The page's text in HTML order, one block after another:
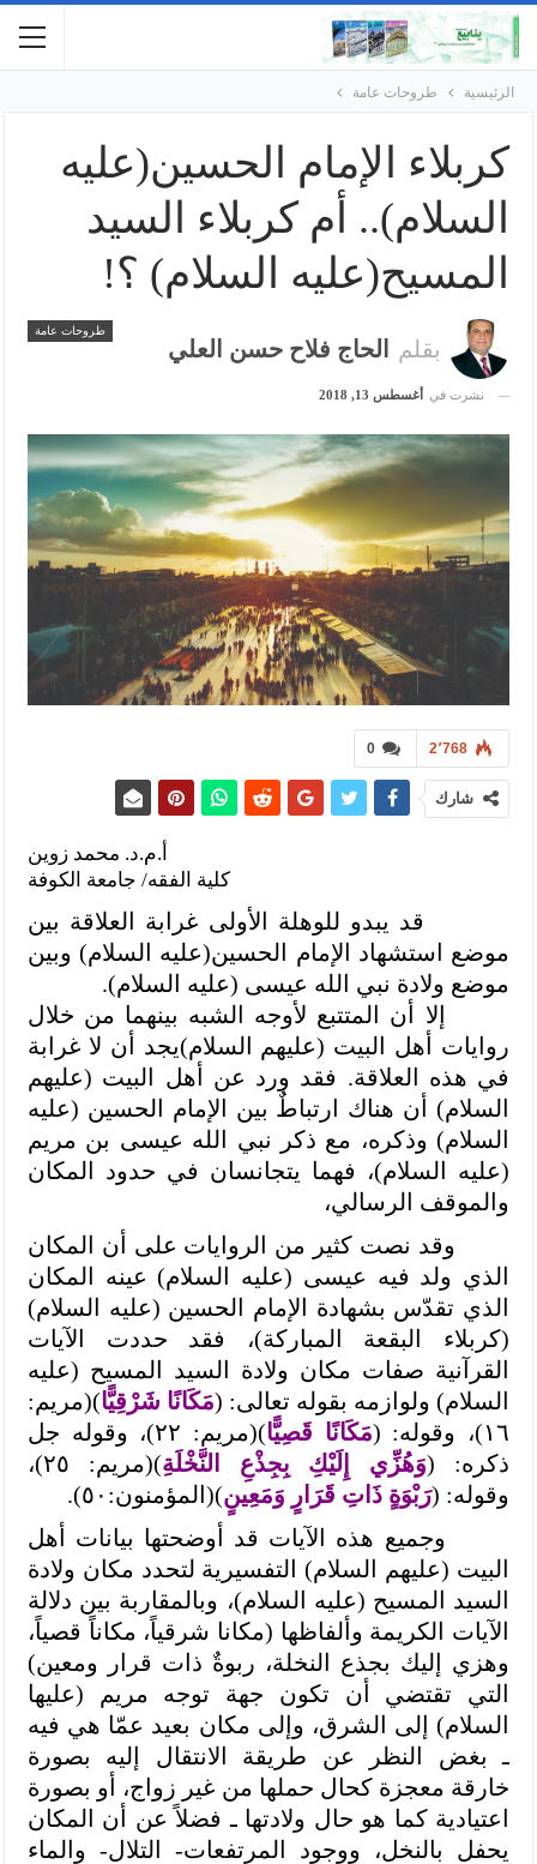
الرئيسية طروحات عامة
كربلاء الإمام الحسين(عليه
السلام).. أم كربلاء السيد
المسيح(عليه السلام) ؟!
طروحات عامة
بقلم الحاج فلاح حسن العلي
نشرت في أغسطس 13, 2018
0 2٬768
شارك
أ.م.د. محمد زوين
كلية الفقه/ جامعة الكوفة
قد يبدو للوهلة الأولى غرابة العلاقة بين
موضع استشهاد الإمام الحسين(عليه السلام) وبين
موضع ولادة نبي الله عيسى (عليه السلام).
إلا أن المتتبع لأوجه الشبه بينهما من خلال
روايات أهل البيت (عليهم السلام)يجد أن لا غرابة
في هذه العلاقة. فقد ورد عن أهل البيت (عليهم
السلام) أن هناك ارتباطٌ بين الإمام الحسين (عليه
السلام) وذكره، مع ذكر نبي الله عيسى بن مريم
(عليه السلام)، فهما يتجانسان في حدود المكان
والموقف الرسالي،
وقد نصت كثير من الروايات على أن المكان
الذي ولد فيه عيسى (عليه السلام) عينه المكان
الذي تقدّس بشهادة الإمام الحسين (عليه السلام)
(كربلاء البقعة المباركة)، فقد حددت الآيات
القرآنية صفات مكان ولادة السيد المسيح (عليه
السلام) ولوازمه بقوله تعالى: (مَكَانًا شَرْقِيًّا)(مريم:
١٦)، وقوله: (
مَكَانًا قَصِيًّا
)(مريم: ٢٢)، وقوله جل
ذكره: (وَهُزِّي إِلَيْكِ بِجِذْعِ النَّخْلَةِ
)(مريم: ٢٥)،
وقوله: (رَبْوَةٍ ذَاتِ قَرَارٍ وَمَعِينٍ)(المؤمنون:٥٠).
وجميع هذه الآيات قد أوضحتها بيانات أهل
البيت (عليهم السلام) التفسيرية لتحدد مكان ولادة
السيد المسيح (عليه السلام)، وبالمقاربة بين دلالة
الآيات الكريمة وألفاظها (مكانا شرقياً، مكاناً قصياً،
وهزي إليك بجذع النخلة، ربوةٌ ذات قرار ومعين)
التي تقتضي أن تكون جهة توجه مريم (عليها
السلام) إلى الشرق، وإلى مكان بعيد عمّا هي فيه
ـ بغض النظر عن طريقة الانتقال إليه بصورة
خارقة معجزة كحال حملها من غير زواج، أو بصورة
اعتيادية كما هو حال ولادتها ـ فضلاً عن أن المكان
يحفل بالنخل، ووجود المرتفعات- التلال- والماء